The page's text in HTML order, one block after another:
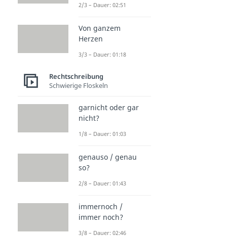
2/3 – Dauer: 02:51
Von ganzem
Herzen
3/3 – Dauer: 01:18
Rechtschreibung
Schwierige Floskeln
garnicht oder gar
nicht?
1/8 – Dauer: 01:03
genauso / genau
so?
2/8 – Dauer: 01:43
immernoch /
immer noch?
3/8 – Dauer: 02:46